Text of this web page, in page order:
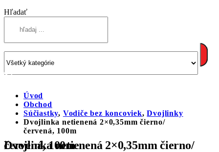
Hľadať
Úvod
Obchod
Súčiastky, Vodiče bez koncoviek,Dvojlinky
Dvojlinka netienená 2×0,35mm čierno/
červená, 100m
Dvojlinka netienená 2×0,35mm čierno/červená, 100m